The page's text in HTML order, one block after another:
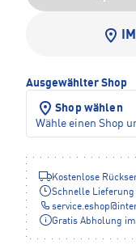
Ausgewählter Shop
Shop wählen
Wähle einen Shop
Kostenlose
Schnelle Lieferung
service.eshop@
Gratis Abholung